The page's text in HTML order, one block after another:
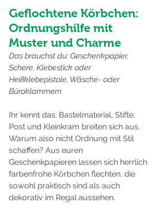
Geflochtene Körbchen:
Ordnungshilfe mit
Muster und Charme
Das brauchst du: Geschenkpapier,
Schere, Klebestick oder
Heißklebepistole, Wäsche- oder
Büroklammern
Ihr kennt das: Bastelmaterial, Stifte,
Post und Kleinkram breiten sich aus.
Warum also nicht Ordnung mit Stil
schaffen? Aus euren
Geschenkpapieren lassen sich herrlich
farbenfrohe Körbchen flechten, die
sowohl praktisch sind als auch
dekorativ im Regal aussehen.